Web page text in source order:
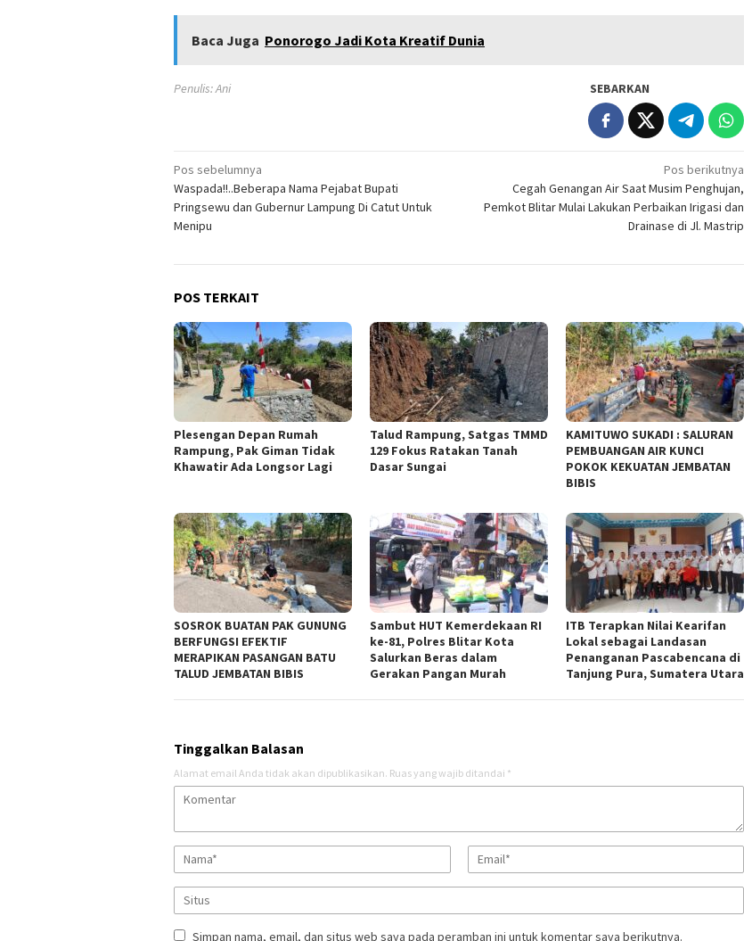
Baca Juga Ponorogo Jadi Kota Kreatif Dunia
Penulis: Ani SEBARKAN
Navigasi
pos
Pos sebelumnya
Waspada!!..Beberapa Nama Pejabat Bupati
Pringsewu dan Gubernur Lampung Di Catut Untuk
Menipu
Pos berikutnya
Cegah Genangan Air Saat Musim Penghujan,
Pemkot Blitar Mulai Lakukan Perbaikan Irigasi dan
Drainase di Jl. Mastrip
POS TERKAIT
Plesengan Depan Rumah
Rampung, Pak Giman Tidak
Khawatir Ada Longsor Lagi
Talud Rampung, Satgas TMMD
129 Fokus Ratakan Tanah
Dasar Sungai
KAMITUWO SUKADI : SALURAN
PEMBUANGAN AIR KUNCI
POKOK KEKUATAN JEMBATAN
BIBIS
SOSROK BUATAN PAK GUNUNG
BERFUNGSI EFEKTIF
MERAPIKAN PASANGAN BATU
TALUD JEMBATAN BIBIS
Sambut HUT Kemerdekaan RI
ke-81, Polres Blitar Kota
Salurkan Beras dalam
Gerakan Pangan Murah
ITB Terapkan Nilai Kearifan
Lokal sebagai Landasan
Penanganan Pascabencana di
Tanjung Pura, Sumatera Utara
Tinggalkan Balasan
Alamat email Anda tidak akan dipublikasikan. Ruas yang wajib ditandai *
Simpan nama, email, dan situs web saya pada peramban ini untuk komentar saya berikutnya.